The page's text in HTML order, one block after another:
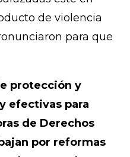
de violencia
para que
protección y
efectivas para
de Derechos
por reformas